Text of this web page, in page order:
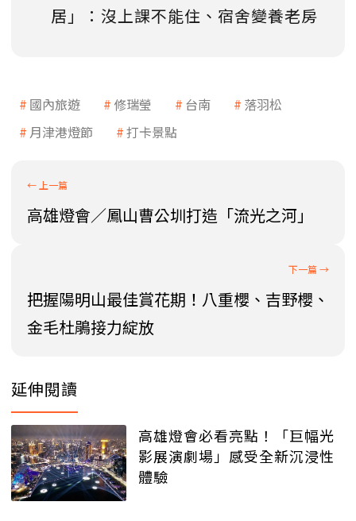
居」：沒上課不能住、宿舍變養老房
國內旅遊 修瑞瑩 台南
落羽松
月津港燈節
打卡景點
高雄燈會／鳳山曹公圳打造「流光之河」
把握陽明山最佳賞花期！八重櫻、吉野櫻、
金毛杜鵑接力綻放
延伸閱讀
高雄燈會必看亮點！「巨幅光
影展演劇場」感受全新沉浸性
體驗